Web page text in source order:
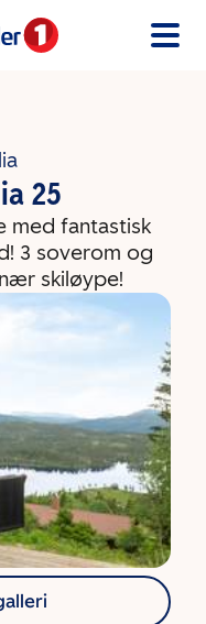
25
med fantastisk
3 soverom og
skiløype!